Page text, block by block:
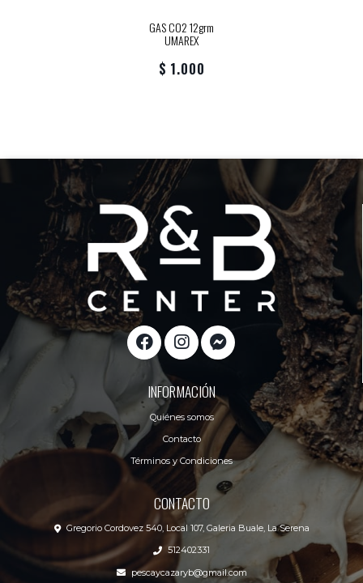
GAS CO2 12grm
UMAREX
$ 1.000
INFORMACIÓN
Quiénes somos
Contacto
Términos y Condiciones
CONTACTO
Gregorio Cordovez 540, Local 107, Galeria Buale, La Serena
512402331
pescaycazaryb@gmail.com